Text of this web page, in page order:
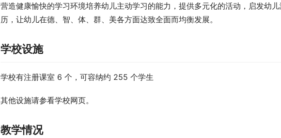
营造健康愉快的学习环境培养幼儿主动学习的能力，提供多元化的活动，启发幼
历，让幼儿在德、智、体、群、美各方面达致全面而均衡发展。
学校设施
学校有注册课室 6 个，可容纳约 255 个学生
其他设施请参看学校网页。
教学情况